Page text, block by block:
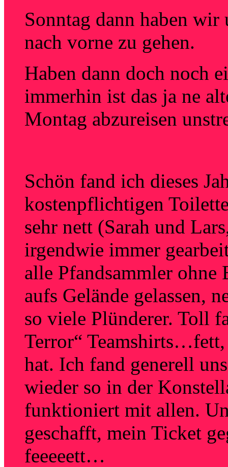
Sonntag dann haben wir
nach vorne zu gehen.
Haben dann doch noch
immerhin ist das ja ne
Montag abzureisen
Schön fand ich dieses
kostenpflichtigen
sehr nett (Sarah und
irgendwie immer
alle Pfandsammler ohne
aufs Gelände gelassen,
so viele Plünderer. Toll
Terror“ Teamshirts…fett,
hat. Ich fand generell
wieder so in der
funktioniert mit allen.
geschafft, mein Ticket
feeeeett…